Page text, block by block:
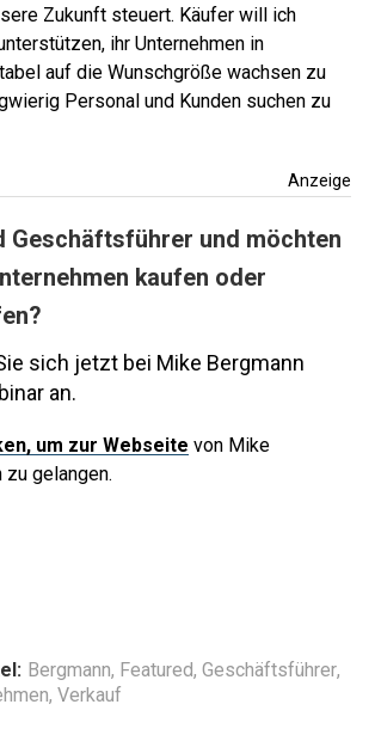
Zukunft steuert. Käufer will ich
ihr Unternehmen in
auf die Wunschgröße wachsen zu
Personal und Kunden suchen zu
Anzeige
Geschäftsführer und möchten
kaufen oder
sich jetzt bei Mike Bergmann
an.
um zur Webseite von Mike
zu gelangen.
Bergmann, Featured, Geschäftsführer,
, Verkauf